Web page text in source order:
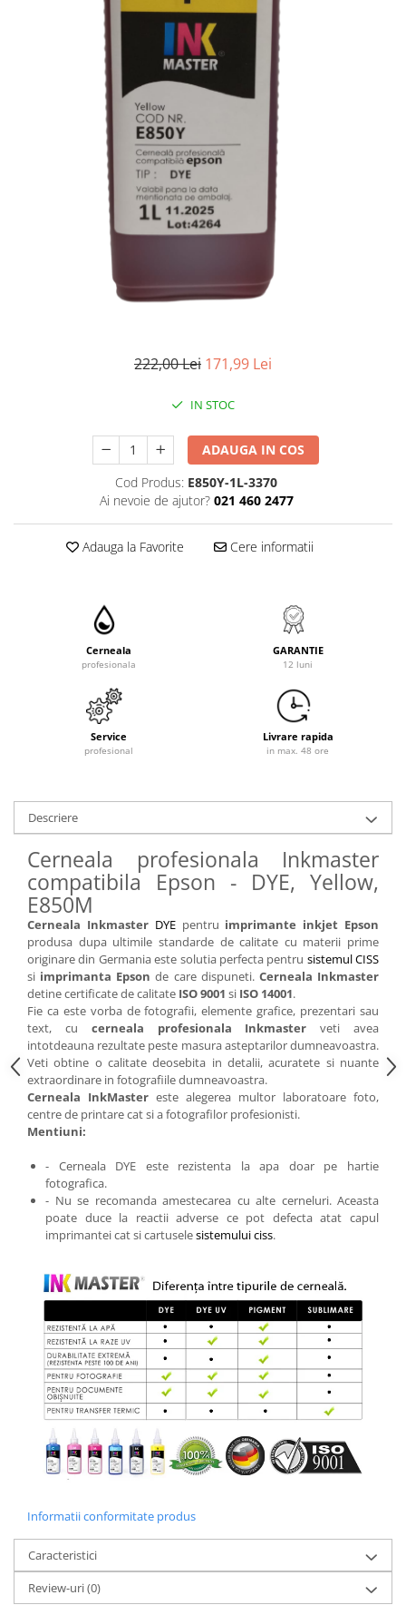
222,00 Lei 171,99 Lei
IN STOC
ADAUGA IN COS
Cod Produs: E850Y-1L-3370
Ai nevoie de ajutor? 021 460 2477
Adauga la Favorite Cere informatii
Cerneala
profesionala
GARANTIE
12 luni
Service
profesional
Livrare rapida
in max. 48 ore
Descriere
Cerneala profesionala Inkmaster
compatibila Epson - DYE, Yellow,
E850M
Cerneala Inkmaster DYEpentru imprimante inkjet Epson
produsa dupa ultimile standarde de calitate cu materii prime
originare din Germania este solutia perfecta pentru sistemul CISS
si imprimanta Epson de care dispuneti. Cerneala Inkmaster
detine certificate de calitate ISO 9001 si ISO 14001.
Fie ca este vorba de fotografii, elemente grafice, prezentari sau
text, cu cerneala profesionala Inkmaster veti avea
intotdeauna rezultate peste masura asteptarilor dumneavoastra.
Veti obtine o calitate deosebita in detalii, acuratete si nuante
extraordinare in fotografiile dumneavoastra.
Cerneala InkMaster este alegerea multor laboratoare foto,
centre de printare cat si a fotografilor profesionisti.
Mentiuni:
- Cerneala DYE este rezistenta la apa doar pe hartie
fotografica.
- Nu se recomanda amestecarea cu alte cerneluri. Aceasta
poate duce la reactii adverse ce pot defecta atat capul
imprimantei cat si cartuselesistemului ciss.
Informatii conformitate produs
Caracteristici
Review-uri(0)